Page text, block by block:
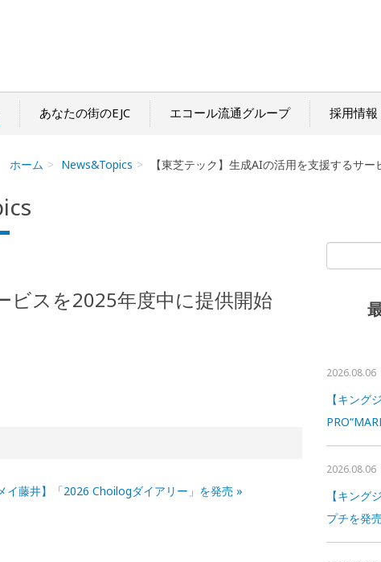
あなたの街のEJC エコール流通グループ 採用情報
ホーム News&Topics 【東芝テック】生成AIの活用を支援するサ
ビスを2025年度中に提供開始
イ藤井】「2026 Choilogダイアリー」を発売 »
2026.08.06
【キング
2026.08.06
【キング
プチを発売